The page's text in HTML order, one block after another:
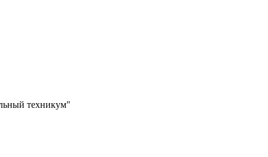
техникум"